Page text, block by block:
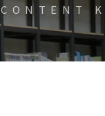
CONTENT